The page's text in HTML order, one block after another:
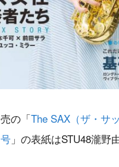
の「The SAX（ザ・サ
」の表紙はSTU48瀧野